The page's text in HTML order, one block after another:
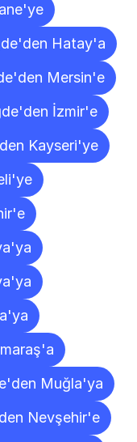
Hatay'a
Mersin'e
İzmir'e
Kayseri'ye
Muğla'ya
Nevşehir'e